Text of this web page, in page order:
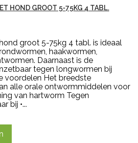
HOND GROOT 5-75KG 4 TABL.
groot 5-75kg 4 tabl. is ideaal
haakwormen,
Daarnaast is de
tegen longwormen bij
voordelen Het breedste
alle orale ontwormmiddelen voor
van hartworm Tegen
bij •...